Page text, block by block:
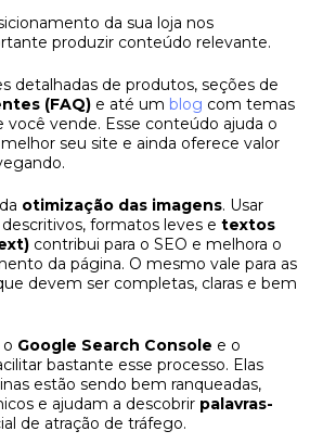
da sua loja nos
produzir conteúdo relevante.
detalhadas de produtos, seções de
(FAQ) e até um blog com temas
você vende. Esse conteúdo ajuda o
seu site e ainda oferece valor
otimização das imagens. Usar
formatos leves e textos
contribui para o SEO e melhora o
da página. O mesmo vale para as
devem ser completas, claras e bem
Google Search Console e o
bastante esse processo. Elas
estão sendo bem ranqueadas,
e ajudam a descobrir palavras-
de atração de tráfego.